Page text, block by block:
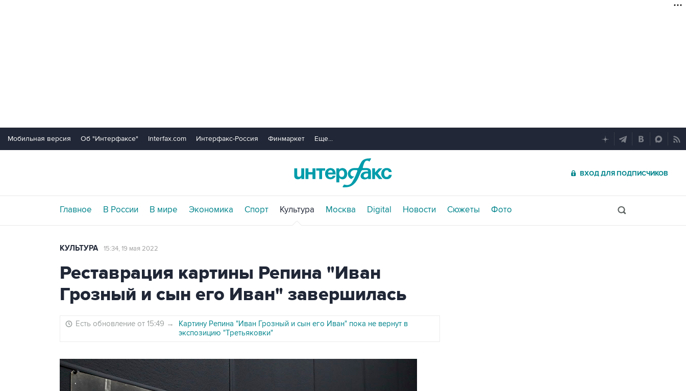
Мобильная версия Об "Интерфаксе" Interfax.com Интерфакс-Россия Финмаркет Еще...
ВХОД ДЛЯ ПОДПИСЧИКОВ
Главное В России В мире Экономика Спорт Культура Москва Digital Новости Сюжеты Фото
КУЛЬТУРА 15:34, 19 мая 2022
Реставрация картины Репина "Иван
Грозный и сын его Иван" завершилась
Есть обновление от 15:49 →
Картину Репина "Иван Грозный и сын его Иван" пока не вернут в
экспозицию "Третьяковки"